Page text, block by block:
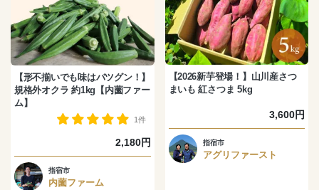
【形不揃いでも味はバツグン！】
規格外オクラ 約1kg【内薗ファー
ム】
1件
2,180円
指宿市
内薗ファーム
【2026新芋登場！】山川産さつ
まいも 紅さつま 5kg
3,600円
指宿市
アグリファースト